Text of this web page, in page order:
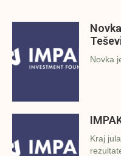
Novka
Kraj